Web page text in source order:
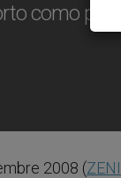
como
2008 (